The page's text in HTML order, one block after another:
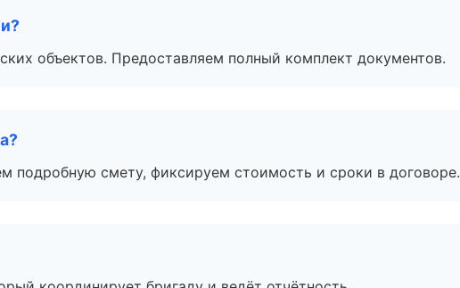
объектов. Предоставляем полный комплект документов.
подробную смету, фиксируем стоимость и сроки в договоре.